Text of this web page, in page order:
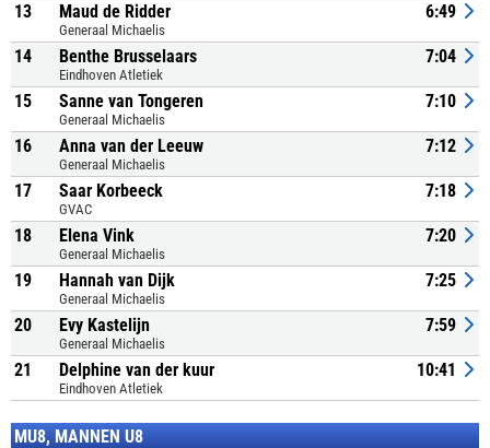
13 Maud de Ridder
Generaal Michaelis
6:49
14 Benthe Brusselaars
Eindhoven Atletiek
7:04
15 Sanne van Tongeren
Generaal Michaelis
7:10
16 Anna van der Leeuw
Generaal Michaelis
7:12
17 Saar Korbeeck
GVAC
7:18
18 Elena Vink
Generaal Michaelis
7:20
19 Hannah van Dijk
Generaal Michaelis
7:25
20 Evy Kastelijn
Generaal Michaelis
7:59
21 Delphine van der kuur
Eindhoven Atletiek
10:41
MU8, MANNEN U8